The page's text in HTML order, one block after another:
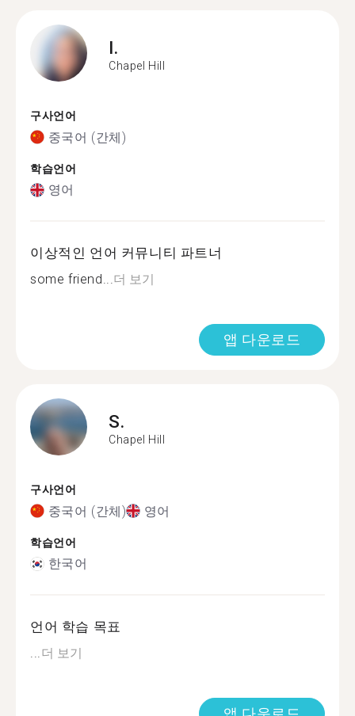
I.
Chapel Hill
구사언어
중국어 (간체)
학습언어
영어
이상적인 언어 커뮤니티 파트너
some friend...더 보기
앱 다운로드
S.
Chapel Hill
구사언어
중국어 (간체) 영어
학습언어
한국어
언어 학습 목표
...더 보기